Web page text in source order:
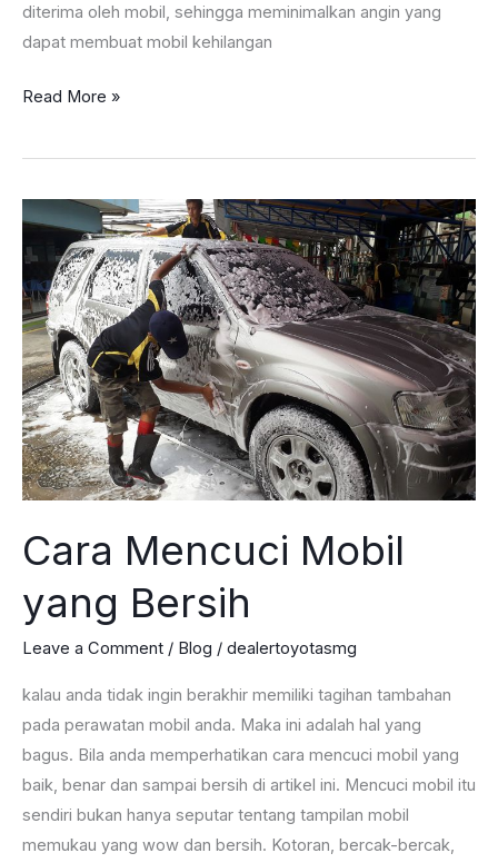
diterima oleh mobil, sehingga meminimalkan angin yang
dapat membuat mobil kehilangan
Bukan
Ini
Spoiler
Penting
Untuk
Mobil
Read More »
Cara Mencuci Mobil
yang Bersih
Leave a Comment / Blog / dealertoyotasmg
kalau anda tidak ingin berakhir memiliki tagihan tambahan
pada perawatan mobil anda. Maka ini adalah hal yang
bagus. Bila anda memperhatikan cara mencuci mobil yang
baik, benar dan sampai bersih di artikel ini. Mencuci mobil itu
sendiri bukan hanya seputar tentang tampilan mobil
memukau yang wow dan bersih. Kotoran, bercak-bercak,